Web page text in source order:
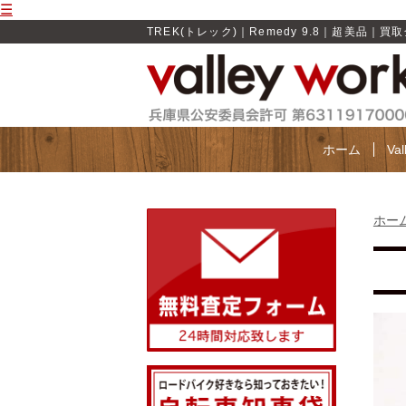
☰
TREK(トレック)｜Remedy 9.8｜超美品｜買
ホーム
ホー